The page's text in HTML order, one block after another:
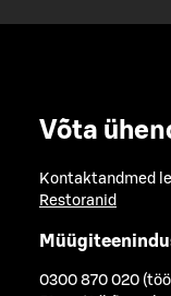
Võta
Kontaktandmed
Restoranid
0300 870 020